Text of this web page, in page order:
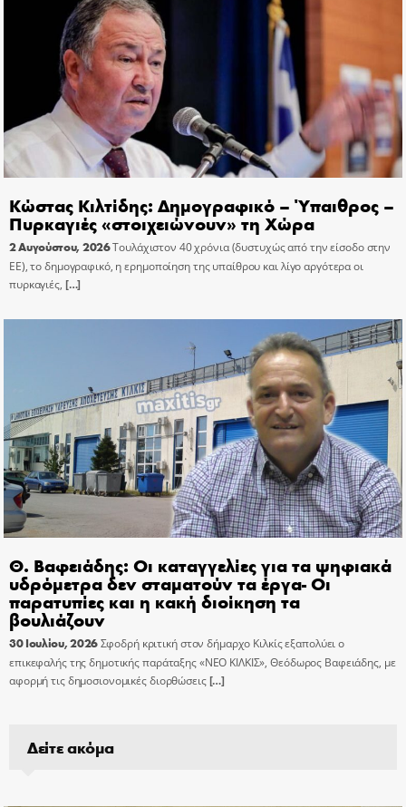
Κώστας Κιλτίδης: Δημογραφικό – Ύπαιθρος –
Πυρκαγιές «στοιχειώνουν» τη Χώρα
2 Αυγούστου, 2026Τουλάχιστον 40 χρόνια (δυστυχώς από την είσοδο στην
ΕΕ), το δημογραφικό, η ερημοποίηση της υπαίθρου και λίγο αργότερα οι
πυρκαγιές, […]
Θ. Βαφειάδης: Οι καταγγελίες για τα ψηφιακά
υδρόμετρα δεν σταματούν τα έργα- Οι
παρατυπίες και η κακή διοίκηση τα
βουλιάζουν
30 Ιουλίου, 2026Σφοδρή κριτική στον δήμαρχο Κιλκίς εξαπολύει ο
επικεφαλής της δημοτικής παράταξης «ΝΕΟ ΚΙΛΚΙΣ», Θεόδωρος Βαφειάδης, με
αφορμή τις δημοσιονομικές διορθώσεις[…]
Δείτε ακόμα